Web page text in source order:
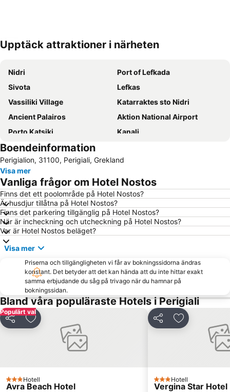
Förstora kartan
Upptäck attraktioner i närheten
Nidri
Port of Lefkada
Sivota
Lefkas
Vassiliki Village
Katarraktes sto Nidri
Ancient Palairos
Aktion National Airport
Porto Katsiki
Kanali
Vasiliki
Assos Beach
Agios Nikitas Beach
Monolithi
Nydri
Egremnoi
Kiani Akti
Amfilochia
Limenia and Pera Limenia
Myrtos Beach
Boendeinformation
Perigialion, 31100, Perigiali, Grekland
Visa mer
Vanliga frågor om Hotel Nostos
Finns det ett poolområde på Hotel Nostos?
Är husdjur tillåtna på Hotel Nostos?
Finns det parkering tillgänglig på Hotel Nostos?
När är incheckning och utcheckning på Hotel Nostos?
Var är Hotel Nostos beläget?
Visa mer
Priserna och tillgängligheten vi får av bokningssidorna ändras
konstant. Det betyder att det kan hända att du inte hittar exakt
samma erbjudande du såg på trivago när du hamnar på
bokningssidan.
Bland våra populäraste Hotels i Perigiali
Populärt val
Dela Lägg till i Mina Favoriter
3 Stjärnor
Hotell
Avra Beach Hotel
Dela Lägg till i
3 Stjärnor
Hotell
Vergina Star Hotel